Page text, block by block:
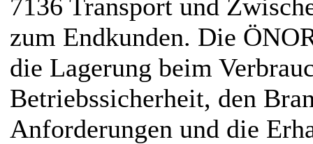
7136 Transport und
zum Endkunden. Die
die Lagerung beim
Betriebssicherheit, den
Anforderungen und die